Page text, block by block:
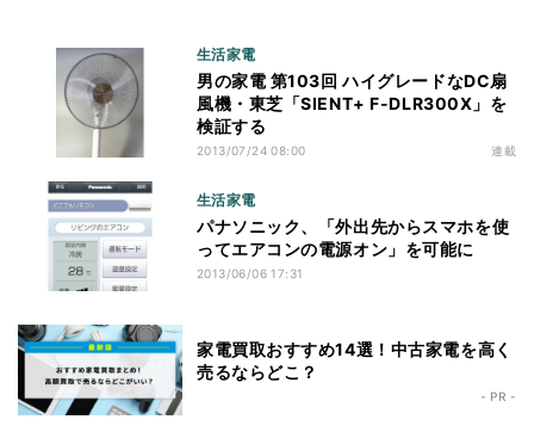
生活家電
男の家電 第103回 ハイグレードなDC扇
風機・東芝「SIENT+ F-DLR300X」を
検証する
2013/07/24 08:00 連載
生活家電
パナソニック、「外出先からスマホを使
ってエアコンの電源オン」を可能に
2013/06/06 17:31
家電買取おすすめ14選！中古家電を高く
売るならどこ？
- PR -